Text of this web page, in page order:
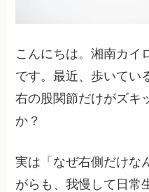
こんにちは。湘南カイ
です。最近、歩いてい
右の股関節だけがズキ
か？
実は「なぜ右側だけな
がらも、我慢して日常